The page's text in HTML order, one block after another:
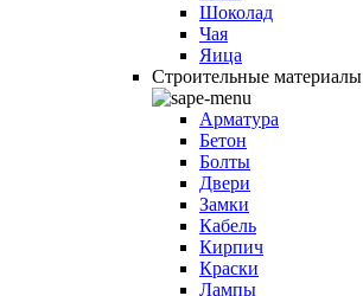
Шоколад
Чая
Яица
Строительные материалы
Арматура
Бетон
Болты
Двери
Замки
Кабель
Кирпич
Краски
Лампы